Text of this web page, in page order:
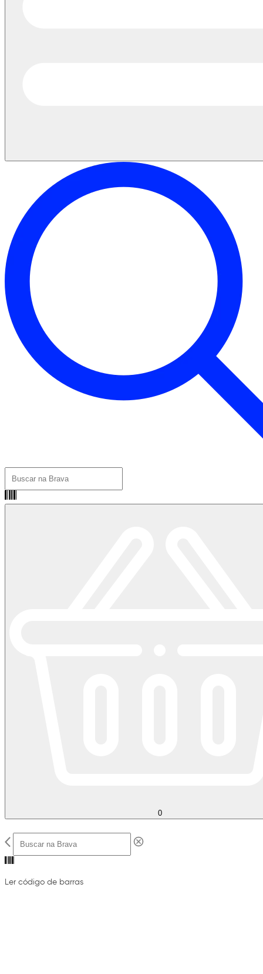
0
Ler código de barras